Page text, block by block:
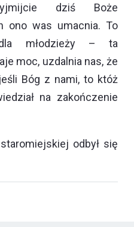
dziś Boże
ono was umacnia. To
młodzieży – ta
moc, uzdalnia nas, że
Bóg z nami, to któż
na zakończenie
odbył się